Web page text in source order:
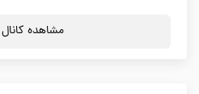
مشاهده کانال